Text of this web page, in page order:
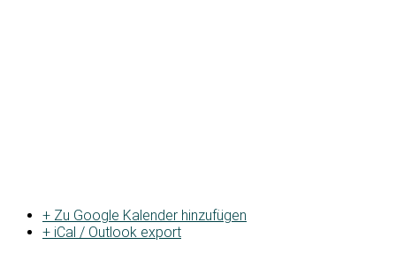
+ Zu Google Kalender hinzufügen
+ iCal / Outlook export